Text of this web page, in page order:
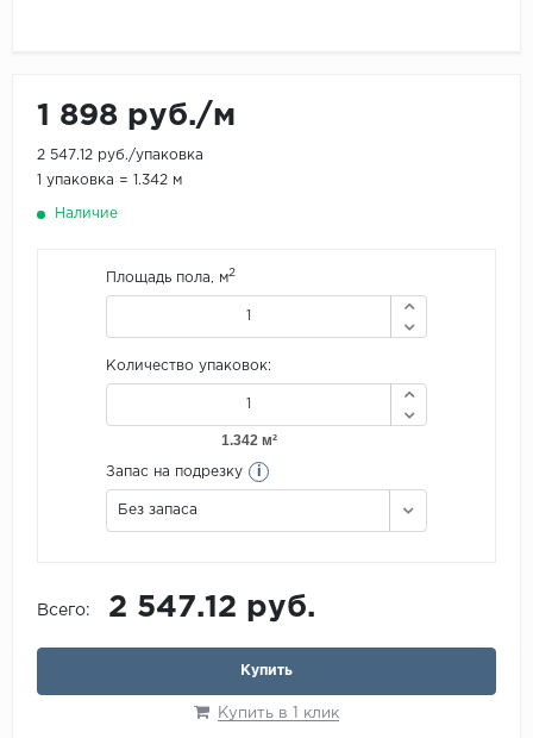
1 898 руб./м
2 547.12 руб./упаковка
1 упаковка = 1.342 м
Наличие
Площадь пола, м2
Количество упаковок:
Запас на подрезку i
Без запаса
Всего: 2 547.12 руб.
Купить
Купить в 1 клик